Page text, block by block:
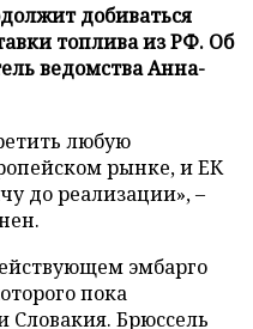
добиваться
топлива из РФ. Об
ведомства Анна-
любую
рынке, и ЕК
до реализации», –
эмбарго
пока
Словакия. Брюссель